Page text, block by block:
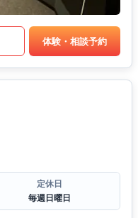
体験・相談予約
定休日
毎週日曜日